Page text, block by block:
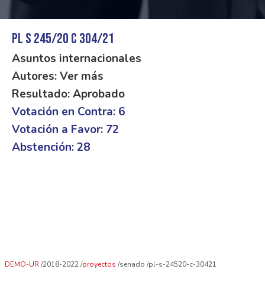
PL S 245/20 C 304/21
Asuntos internacionales
Autores: Ver más
Resultado: Aprobado
Votación en Contra: 6
Votación a Favor: 72
Abstención: 28
DEMO-UR 2018-2022 proyectos senado pl-s-24520-c-30421